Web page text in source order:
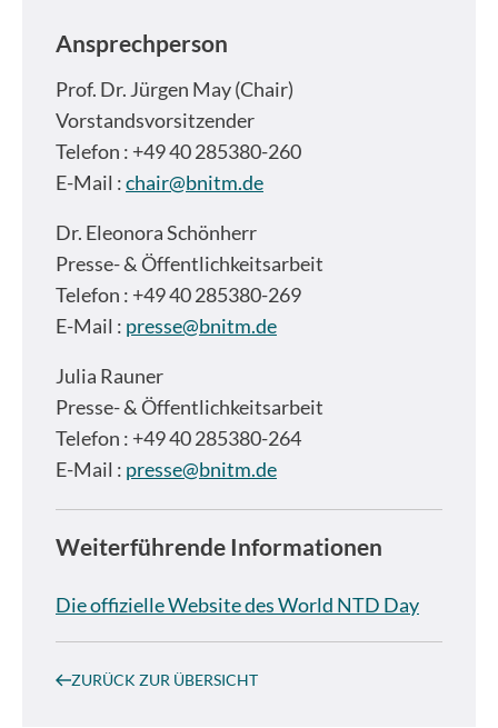
Ansprechperson
Prof. Dr. Jürgen May (Chair)
Vorstandsvorsitzender
Telefon : +49 40 285380-260
E-Mail :chair@bnitm.de
Dr. Eleonora Schönherr
Presse- & Öffentlichkeitsarbeit
Telefon : +49 40 285380-269
E-Mail : presse@bnitm.de
Julia Rauner
Presse- & Öffentlichkeitsarbeit
Telefon : +49 40 285380-264
E-Mail : presse@bnitm.de
Weiterführende Informationen
Die offizielle Website des World NTD Day
ZURÜCK ZUR ÜBERSICHT